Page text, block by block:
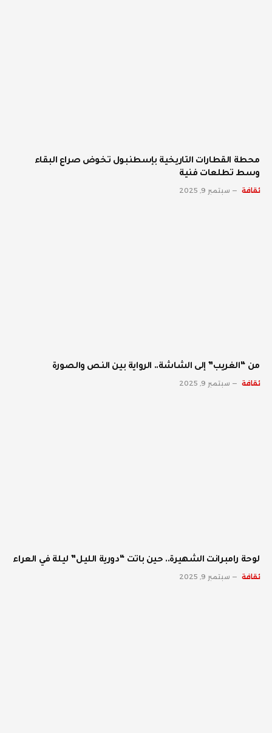
محطة القطارات التاريخية بإسطنبول تخوض صراع البقاء
وسط تطلعات فنية
ثقافة سبتمبر 9, 2025
من “الغريب” إلى الشاشة.. الرواية بين النص والصورة
ثقافة سبتمبر 9, 2025
لوحة رامبرانت الشهيرة.. حين باتت “دورية الليل” ليلة في العراء
ثقافة سبتمبر 9, 2025